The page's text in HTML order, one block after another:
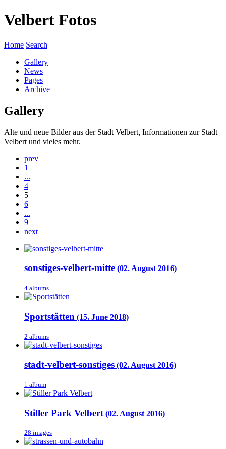
Velbert Fotos
Home Search
Gallery
News
Pages
Archive
Gallery
Alte und neue Bilder aus der Stadt Velbert, Informationen zur Stadt
Velbert und vieles mehr.
prev
1
...
4
5
6
...
9
next
sonstiges-velbert-mitte (02. August 2016)
4 albums
Sportstätten (15. June 2018)
2 albums
stadt-velbert-sonstiges (02. August 2016)
1 album
Stiller Park Velbert (02. August 2016)
28 images